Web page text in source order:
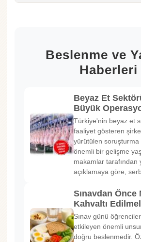
Beslenme ve
Haberleri
Beyaz Et
Büyük
Türkiye'nin beyaz et
faaliyet gösteren
yürütülen soruşturma
önemli bir gelişme
makamlar tarafından
açıklamaya göre,
Sınavdan Önce
Kahvaltı
Sınav günü
etkileyen önemli
doğru beslenmedir.